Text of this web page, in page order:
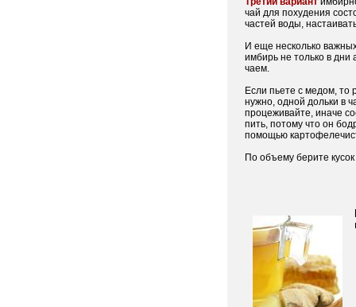
чай для похудения
частей воды,
И еще несколько
имбирь не только в дни
чаем.
Если пьете с медом, то
нужно, одной дольки в
процеживайте, иначе
пить, потому что он
помощью
По объему берите